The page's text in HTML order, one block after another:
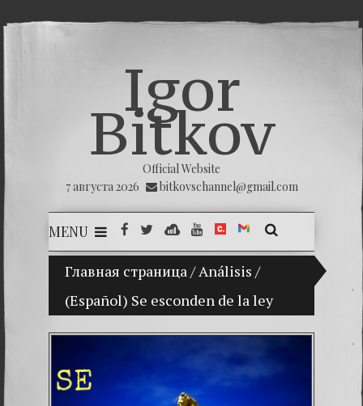
Igor
Bitkov
Official Website
7 августа 2026
bitkovschannel@gmail.com
MENU
Главная страница/Análisis /
(Español) Se esconden de la ley
(Español) Mi hijo Vladimir Bitkov, una